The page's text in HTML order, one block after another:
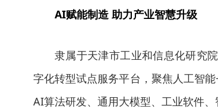
AI赋能制造 助力产业智慧升级
隶属于天津市工业和信息化研究
字化转型试点服务平台，聚焦人工智
AI算法研发、通用大模型、工业软件